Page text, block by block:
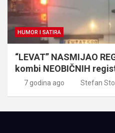
HUMOR I SATIRA
“LEVAT” NASMIJAO
kombi NEOBIČNIH
7 godina ago Stefan